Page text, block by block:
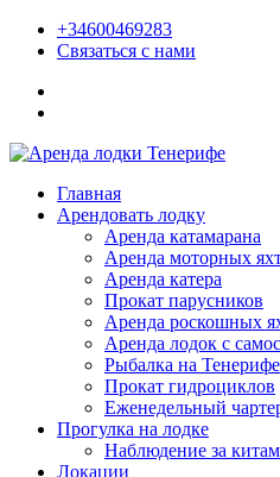
+34600469283
Связаться с нами
Главная
Арендовать лодку
Аренда катамарана
Аренда моторных
Аренда катера
Прокат парусников
Аренда роскошных
Аренда лодок с
Рыбалка на Тенерифе
Прокат гидроциклов
Еженедельный
Прогулка на лодке
Наблюдение за
Локации